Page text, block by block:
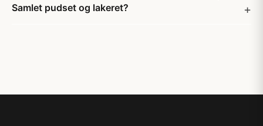
Samlet pudset og lakeret?